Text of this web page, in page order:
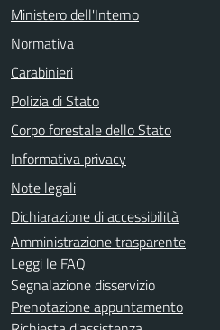
Ministero dell'Interno
Normativa
Carabinieri
Polizia di Stato
Corpo forestale dello Stato
Informativa privacy
Note legali
Dichiarazione di accessibilità
Amministrazione trasparente
Leggi le FAQ
Segnalazione disservizio
Prenotazione appuntamento